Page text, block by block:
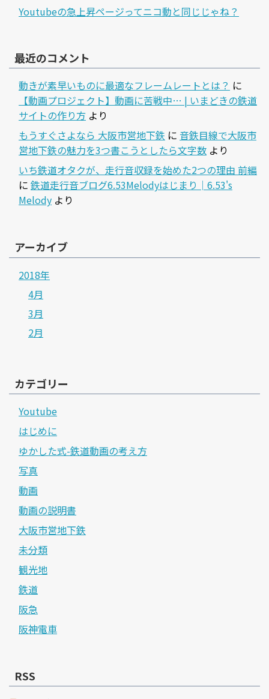
Youtubeの急上昇ページってニコ動と同じじゃね？
最近のコメント
動きが素早いものに最適なフレームレートとは？ に
【動画プロジェクト】動画に苦戦中… | いまどきの鉄道
サイトの作り方 より
もうすぐさよなら 大阪市営地下鉄 に 音鉄目線で大阪市
営地下鉄の魅力を3つ書こうとしたら文字数 より
いち鉄道オタクが、走行音収録を始めた2つの理由 前編
に 鉄道走行音ブログ6.53Melodyはじまり│6.53's
Melody より
アーカイブ
2018年
4月
3月
2月
カテゴリー
Youtube
はじめに
ゆかした式-鉄道動画の考え方
写真
動画
動画の説明書
大阪市営地下鉄
未分類
観光地
鉄道
阪急
阪神電車
RSS